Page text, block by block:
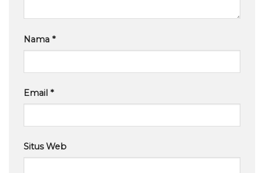
Nama *
Email *
Situs Web